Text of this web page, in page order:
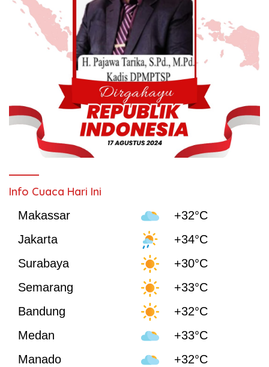
Info Cuaca Hari Ini
Makassar
+32°C
Jakarta
+34°C
Surabaya
+30°C
Semarang
+33°C
Bandung
+32°C
Medan
+33°C
Manado
+32°C